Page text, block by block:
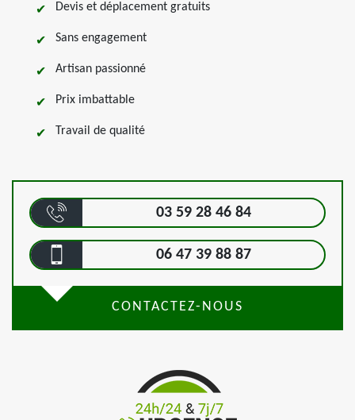
Devis et déplacement gratuits
Sans engagement
Artisan passionné
Prix imbattable
Travail de qualité
03 59 28 46 84
06 47 39 88 87
CONTACTEZ-NOUS